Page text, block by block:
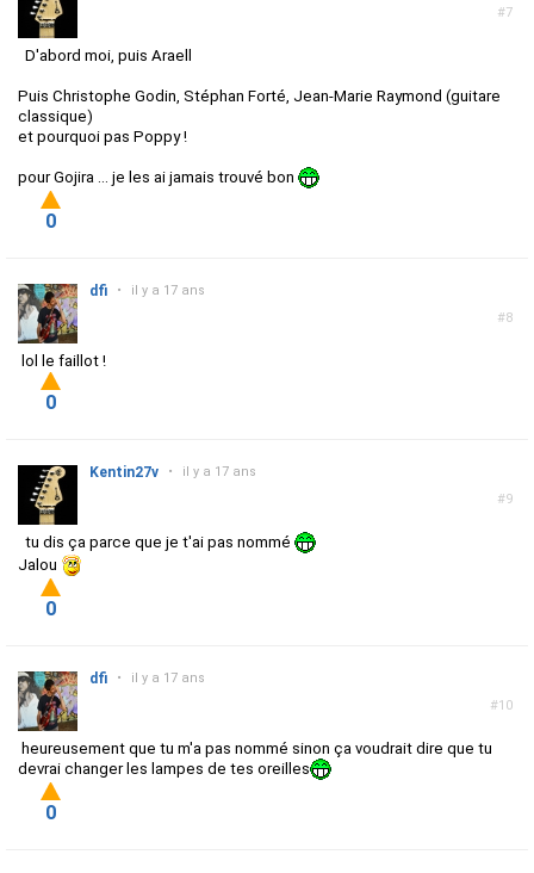
#7
D'abord moi, puis Araell
Puis Christophe Godin, Stéphan Forté, Jean-Marie Raymond (guitare
classique)
et pourquoi pas Poppy !
pour Gojira ... je les ai jamais trouvé bon
0
#8
dfi • il y a 17 ans
lol le faillot !
0
#9
Kentin27v • il y a 17 ans
tu dis ça parce que je t'ai pas nommé
Jalou
0
#10
dfi • il y a 17 ans
heureusement que tu m'a pas nommé sinon ça voudrait dire que tu
devrai changer les lampes de tes oreilles
0